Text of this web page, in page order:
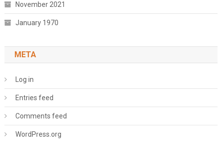
November 2021
January 1970
META
Log in
Entries feed
Comments feed
WordPress.org